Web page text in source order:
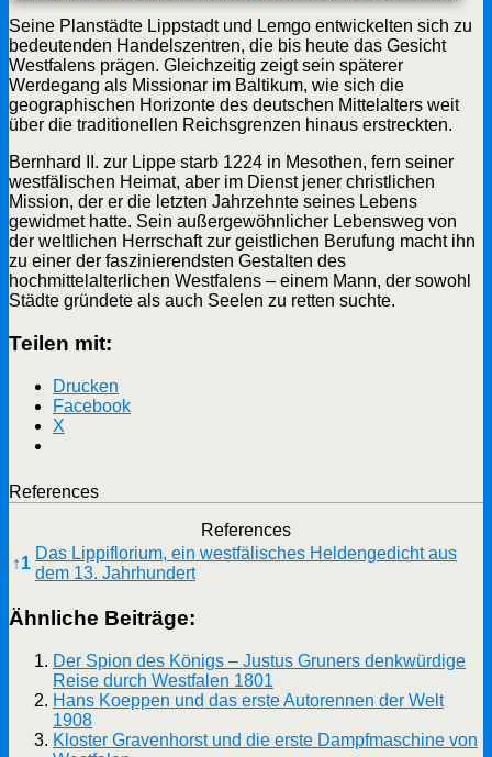
Seine Planstädte Lippstadt und Lemgo entwickelten sich zu
bedeutenden Handelszentren, die bis heute das Gesicht
Westfalens prägen. Gleichzeitig zeigt sein späterer
Werdegang als Missionar im Baltikum, wie sich die
geographischen Horizonte des deutschen Mittelalters weit
über die traditionellen Reichsgrenzen hinaus erstreckten.
Bernhard II. zur Lippe starb 1224 in Mesothen, fern seiner
westfälischen Heimat, aber im Dienst jener christlichen
Mission, der er die letzten Jahrzehnte seines Lebens
gewidmet hatte. Sein außergewöhnlicher Lebensweg von
der weltlichen Herrschaft zur geistlichen Berufung macht ihn
zu einer der faszinierendsten Gestalten des
hochmittelalterlichen Westfalens – einem Mann, der sowohl
Städte gründete als auch Seelen zu retten suchte.
Teilen mit:
Drucken
Facebook
X
References
References
↑1
Das Lippiflorium, ein westfälisches Heldengedicht aus
dem 13. Jahrhundert
Ähnliche Beiträge:
Der Spion des Königs – Justus Gruners denkwürdige
Reise durch Westfalen 1801
Hans Koeppen und das erste Autorennen der Welt
1908
Kloster Gravenhorst und die erste Dampfmaschine von